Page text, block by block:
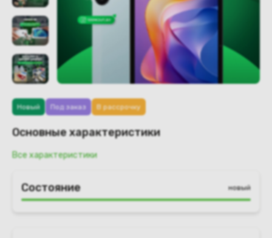
Новый Под заказ В рассрочку
Основные характеристики
Все характеристики
Состояние новый